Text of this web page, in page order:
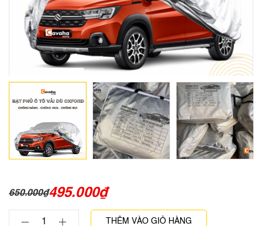
650.000₫495.000₫
THÊM VÀO GIỎ HÀNG